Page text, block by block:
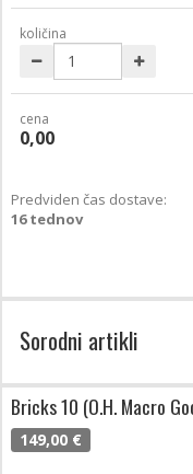
količina
cena
0,00
Predviden čas dostave:
16 tednov
Sorodni artikli
Bricks 10 (O.H. Macro
149,00 €